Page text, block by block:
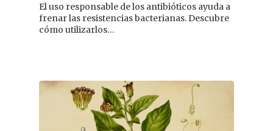
El uso responsable de los antibióticos ayuda a
frenar las resistencias bacterianas. Descubre
cómo utilizarlos…